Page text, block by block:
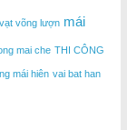
võng lượn mái
mai che THI CÔNG
mái hiên vai bat han